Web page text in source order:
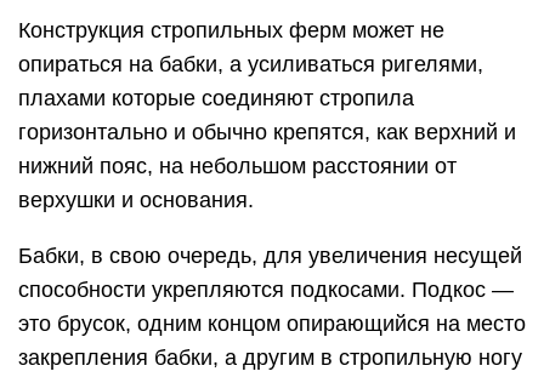
Конструкция стропильных ферм может не
опираться на бабки, а усиливаться ригелями,
плахами которые соединяют стропила
горизонтально и обычно крепятся, как верхний и
нижний пояс, на небольшом расстоянии от
верхушки и основания.
Бабки, в свою очередь, для увеличения несущей
способности укрепляются подкосами. Подкос —
это брусок, одним концом опирающийся на место
закрепления бабки, а другим в стропильную ногу